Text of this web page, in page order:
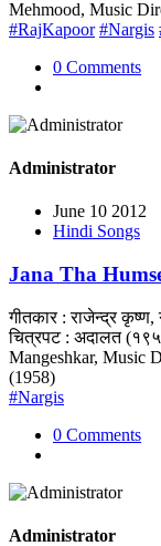
Mehmood, Music
#RajKapoor #Nargis
0 Comments
Administrator
June 10 2012
Hindi Songs
Jana Tha Humse
गीतकार : राजेन्द्र
चित्रपट : अदालत
Mangeshkar, Music
(1958)
#Nargis
0 Comments
Administrator